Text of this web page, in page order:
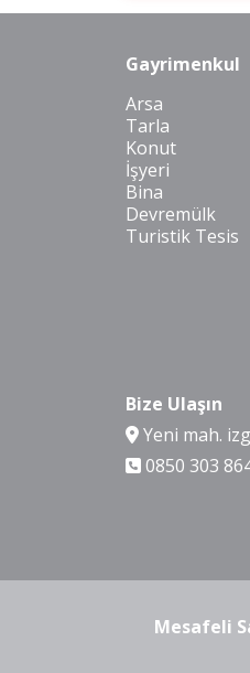
Gayrimenkul
Arsa
Tarla
Konut
İşyeri
Bina
Devremülk
Turistik Tesis
Bize Ulaşın
Yeni mah.
0850 303
Mesafeli